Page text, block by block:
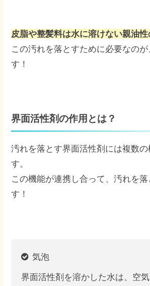
皮脂や整髪料は水に溶けない親油性
この汚れを落とすために必要なの
す！
界面活性剤の作用とは？
汚れを落とす界面活性剤には複数の
す。
この機能が連携し合って、汚れを
す！
気泡
界面活性剤を溶かした水は、空